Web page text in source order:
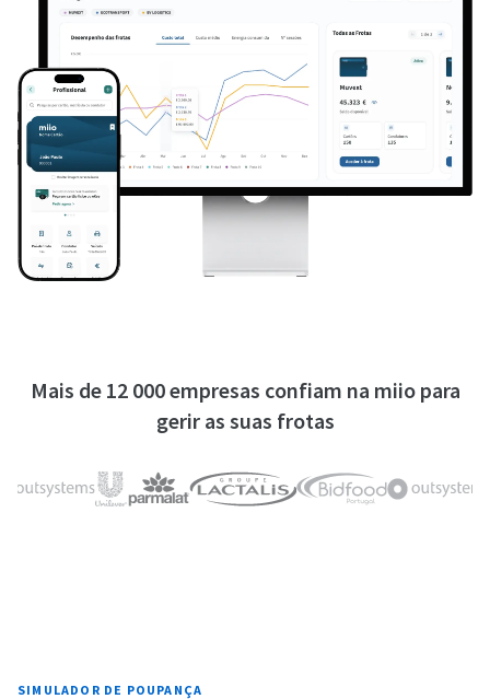
Mais de 12 000 empresas confiam na miio para
gerir as suas frotas
SIMULADOR DE POUPANÇA